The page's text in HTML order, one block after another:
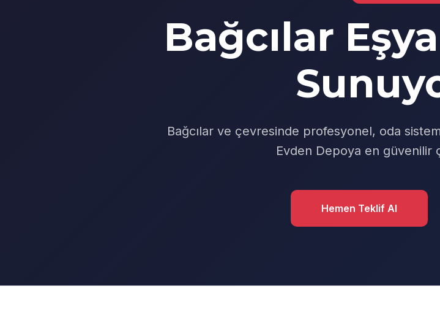
Bağcılar
Bağcılar ve çevresinde profesyonel, oda
Evden Depoya en güvenilir
Hemen Teklif Al